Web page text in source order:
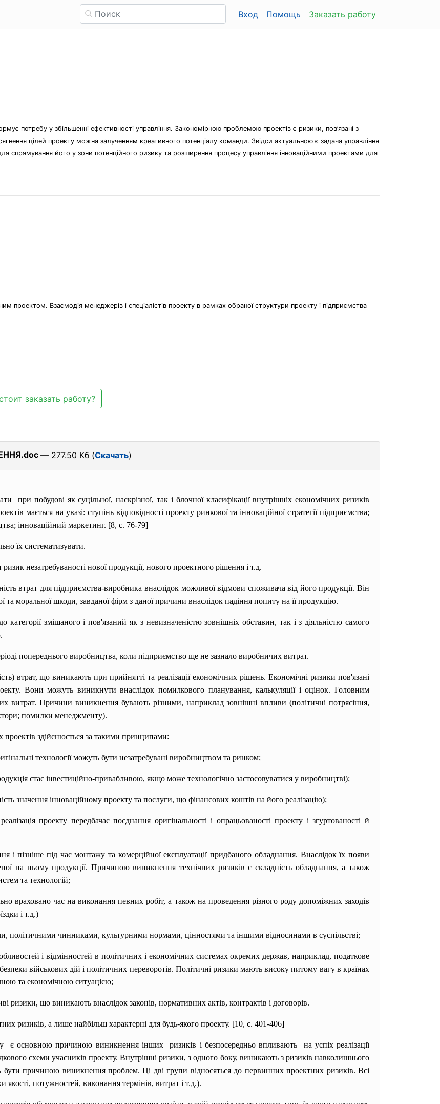
Вход Помощь Заказать работу
потребу у збільшенні ефективності управління. Закономірною проблемою проектів є ризики, пов’язані з
цілей проекту можна залученням креативного потенціалу команди. Звідси актуальною є задача управління
спрямування його у зони потенційного ризику та розширення процесу управління інноваційними проектами для
проектом. Взаємодія менеджерів і спеціалістів проекту в рамках обраної структури проекту і підприємства
заказать работу?
— 277.50 Кб (Скачать)
при побудові як суцільної, наскрізної, так і блочної класифікації внутрішніх економічних ризиків
мається на увазі: ступінь відповідності проекту ринкової та інноваційної стратегії підприємства;
інноваційний маркетинг. [8, с. 76-79]
їх систематизувати.
незатребуваності нової продукції, нового проектного рішення і т.д.
втрат для підприємства-виробника внаслідок можливої відмови споживача від його продукції. Він
моральної шкоди, завданої фірм з даної причини внаслідок падіння попиту на її продукцію.
категорії змішаного і пов'язаний як з невизначеністю зовнішніх обставин, так і з діяльністю самого
попереднього виробництва, коли підприємство ще не зазнало виробничих витрат.
втрат, що виникають при прийнятті та реалізації економічних рішень. Економічні ризики пов'язані
Вони можуть виникнути внаслідок помилкового планування, калькуляції і оцінок. Головним
витрат. Причини виникнення бувають різними, наприклад зовнішні впливи (політичні потрясіння,
помилки менеджменту).
здійснюється за такими принципами:
технології можуть бути незатребувані виробництвом та ринком;
стає інвестиційно-привабливою, якщо може технологічно застосовуватися у виробництві);
значення інноваційному проекту та послуги, що фінансових коштів на його реалізацію);
проекту передбачає поєднання оригінальності і опрацьованості проекту і згуртованості й
і пізніше під час монтажу та комерційної експлуатації придбаного обладнання. Внаслідок їх появи
на ньому продукції. Причиною виникнення технічних ризиків є складність обладнання, а також
та технологій;
враховано час на виконання певних робіт, а також на проведення різного роду допоміжних заходів
і т.д.)
політичними чинниками, культурними нормами, цінностями та іншими відносинами в суспільстві;
і відмінностей в політичних і економічних системах окремих держав, наприклад, податкове
військових дій і політичних переворотів. Політичні ризики мають високу питому вагу в країнах
та економічною ситуацією;
ризики, що виникають внаслідок законів, нормативних актів, контрактів і договорів.
ризиків, а лише найбільш характерні для будь-якого проекту. [10, с. 401-406]
є основною причиною виникнення інших ризиків і безпосередньо впливають на успіх реалізації
схеми учасників проекту. Внутрішні ризики, з одного боку, виникають з ризиків навколишнього
причиною виникнення проблем. Ці дві групи відносяться до первинних проектних ризиків. Всі
потужностей, виконання термінів, витрат і т.д.).